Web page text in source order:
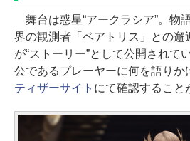
舞台は惑星“アークラシア”。物
界の観測者「ベアトリス」との邂
が“ストーリー”として公開されて
公であるプレーヤーに何を語りか
ティザーサイト にて確認すること